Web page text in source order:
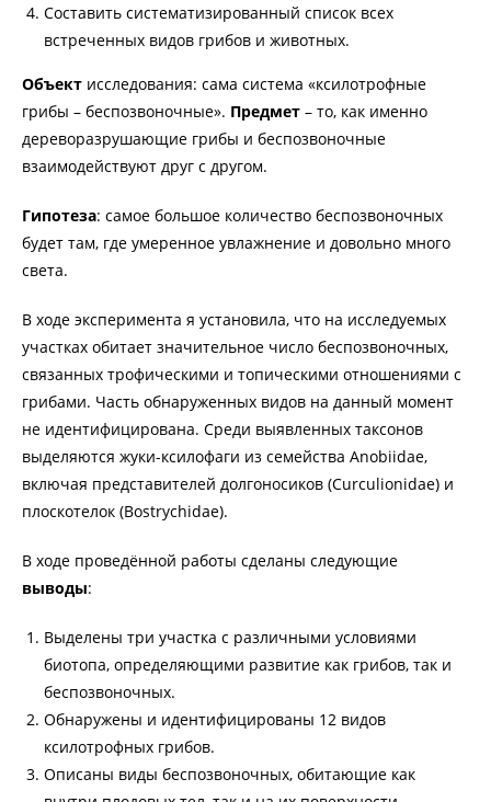
Составить систематизированный список всех
встреченных видов грибов и животных.
Объект исследования: сама система «ксилотрофные
грибы – беспозвоночные». Предмет – то, как именно
дереворазрушающие грибы и беспозвоночные
взаимодействуют друг с другом.
Гипотеза: самое большое количество беспозвоночных
будет там, где умеренное увлажнение и довольно много
света.
В ходе эксперимента я установила, что на исследуемых
участках обитает значительное число беспозвоночных,
связанных трофическими и топическими отношениями с
грибами. Часть обнаруженных видов на данный момент
не идентифицирована. Среди выявленных таксонов
выделяются жуки-ксилофаги из семейства Anobiidae,
включая представителей долгоносиков (Curculionidae) и
плоскотелок (Bostrychidae).
В ходе проведённой работы сделаны следующие
выводы:
Выделены три участка с различными условиями
биотопа, определяющими развитие как грибов, так и
беспозвоночных.
Обнаружены и идентифицированы 12 видов
ксилотрофных грибов.
Описаны виды беспозвоночных, обитающие как